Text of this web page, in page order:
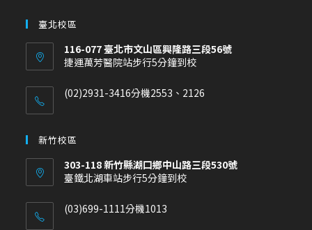
臺北校區
116-077 臺北市文山區興隆路三段56號
捷運萬芳醫院站步行5分鐘到校
(02)2931-3416分機2553、2126
新竹校區
303-118 新竹縣湖口鄉中山路三段530號
臺鐵北湖車站步行5分鐘到校
(03)699-1111分機1013